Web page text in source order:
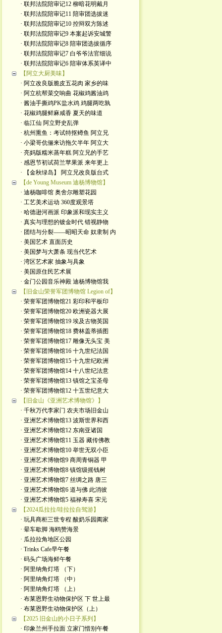
· 联邦法院陪审记12 柳暗花明戴月
· 联邦法院陪审记11 陪审团选拔迷
· 联邦法院陪审记10 控辩双方陈述
· 联邦法院陪审记9 本案起诉安城警
· 联邦法院陪审记8 陪审团选拔循序
· 联邦法院陪审记7 白爷爷法官细说
· 联邦法院陪审记6 陪审体系英译中
【阿立大厨美味】
· 阿立改良版脆皮五花肉 家乡的味
· 阿立杭帮菜交响曲 花椒鸡酱油鸡
· 酱油手撕鸡PK盐水鸡 鸡腿两吃孰
· 花椒鸡腿鲜麻咸香 夏天的味道
· 临江仙 阿立野史乱弹
· 杭州熏鱼：考试特抠鳟鱼 阿立兄
· 小梁哥伉俪来访拖欠半年 阿立大
· 亮妈版糯米蒸年糕 阿立兄的手艺
· 感恩节初试荷兰苹果派 来年更上
· 【金秋绿岛】 阿立兄改良版台式
【de Young Museum 迪杨博物馆】
· 迪杨咖啡馆 奥舍尔雕塑花园
· 工艺美术运动 360度观景塔
· 哈德逊河画派 印象派和现实主义
· 真实与理想的镀金时代 错视静物
· 团结与分裂——昭昭天命 奴隶制 内
· 美国艺术 直面历史
· 美国梦与大萧条 现当代艺术
· 湾区艺术家 抽象与具象
· 美国原住民艺术展
· 金门公园音乐神殿 迪杨博物馆我
【旧金山荣誉军团博物馆 Legion of】
· 荣誉军团博物馆21 彩印和平板印
· 荣誉军团博物馆20 欧洲瓷器大展
· 荣誉军团博物馆19 埃及古物英国
· 荣誉军团博物馆18 费林盖蒂插图
· 荣誉军团博物馆17 雕像无头宝 美
· 荣誉军团博物馆16 十九世纪法国
· 荣誉军团博物馆15 十九世纪欧洲
· 荣誉军团博物馆14 十八世纪法意
· 荣誉军团博物馆13 镇馆之宝圣母
· 荣誉军团博物馆12 十五世纪意大
【旧金山《亚洲艺术博物馆》】
· 千秋万代李家门 农夫市场旧金山
· 亚洲艺术博物馆13 波斯世界和西
· 亚洲艺术博物馆12 东南亚诸国
· 亚洲艺术博物馆11 玉器 藏传佛教
· 亚洲艺术博物馆10 举世无双小臣
· 亚洲艺术博物馆9 商周青铜器 甲
· 亚洲艺术博物馆8 镇馆级摇钱树
· 亚洲艺术博物馆7 丝绸之路 唐三
· 亚洲艺术博物馆6 道与佛 此消彼
· 亚洲艺术博物馆5 福禄寿喜 宋元
【2024瓜拉拉/哇拉拉自驾游】
· 玩具商柜三世专程 酸奶乐园阖家
· 晕车歇脚 海鸥赞海景
· 瓜拉拉角地区公园
· Trinks Cafe早午餐
· 码头广场海鲜午餐
· 阿里纳角灯塔 （下）
· 阿里纳角灯塔 （中）
· 阿里纳角灯塔 （上）
· 布莱恩野生动物保护区 下 世上最
· 布莱恩野生动物保护区（上）
【2025 旧金山的小日子系列】
· 印象兰州手拉面 立家门惜别午餐